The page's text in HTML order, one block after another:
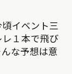
イベント三
１本で飛び
な予想は意